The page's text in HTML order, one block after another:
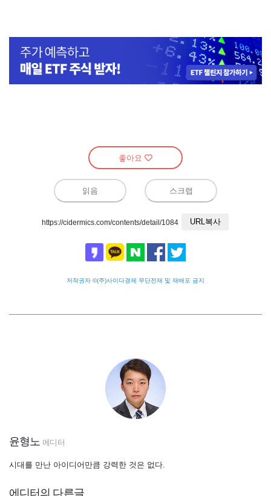
좋아요
읽음 스크랩
https://cidermics.com/contents/detail/1084 URL복사
저작권자 ©(주)사이다경제 무단전재 및 재배포 금지
윤형노 에디터
시대를 만난 아이디어만큼 강력한 것은 없다.
에디터의 다른글